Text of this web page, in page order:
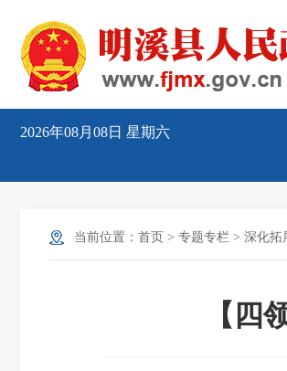
2026年08月08日 星期六
当前位置： 首页 > 专题专栏 > 深化拓
【四